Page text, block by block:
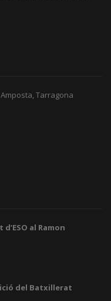
Tarragona
al Ramon
del Batxillerat